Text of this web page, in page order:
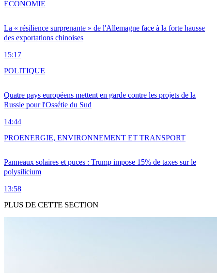
La « résilience surprenante » de l'Allemagne face à la forte hausse
des exportations chinoises
15:17
ÉCONOMIE
Quatre pays européens mettent en garde contre les projets de la
Russie pour l'Ossétie du Sud
14:44
POLITIQUE
Panneaux solaires et puces : Trump impose 15% de taxes sur le
polysilicium
13:58
PROENERGIE, ENVIRONNEMENT ET TRANSPORT
PLUS DE CETTE SECTION